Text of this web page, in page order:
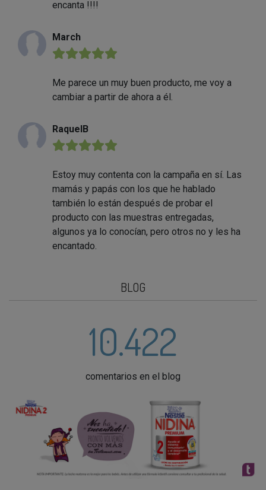
encanta !!!!
March
★★★★★
Me parece un muy buen producto, me voy a
cambiar a partir de ahora a él.
RaquelB
★★★★★
Estoy muy contenta con la campaña en sí. Las
mamás y papás con los que he hablado
también lo están después de probar el
producto con las muestras entregadas,
algunos ya lo conocían, pero otros no y les ha
encantado.
BLOG
10.422
comentarios en el blog